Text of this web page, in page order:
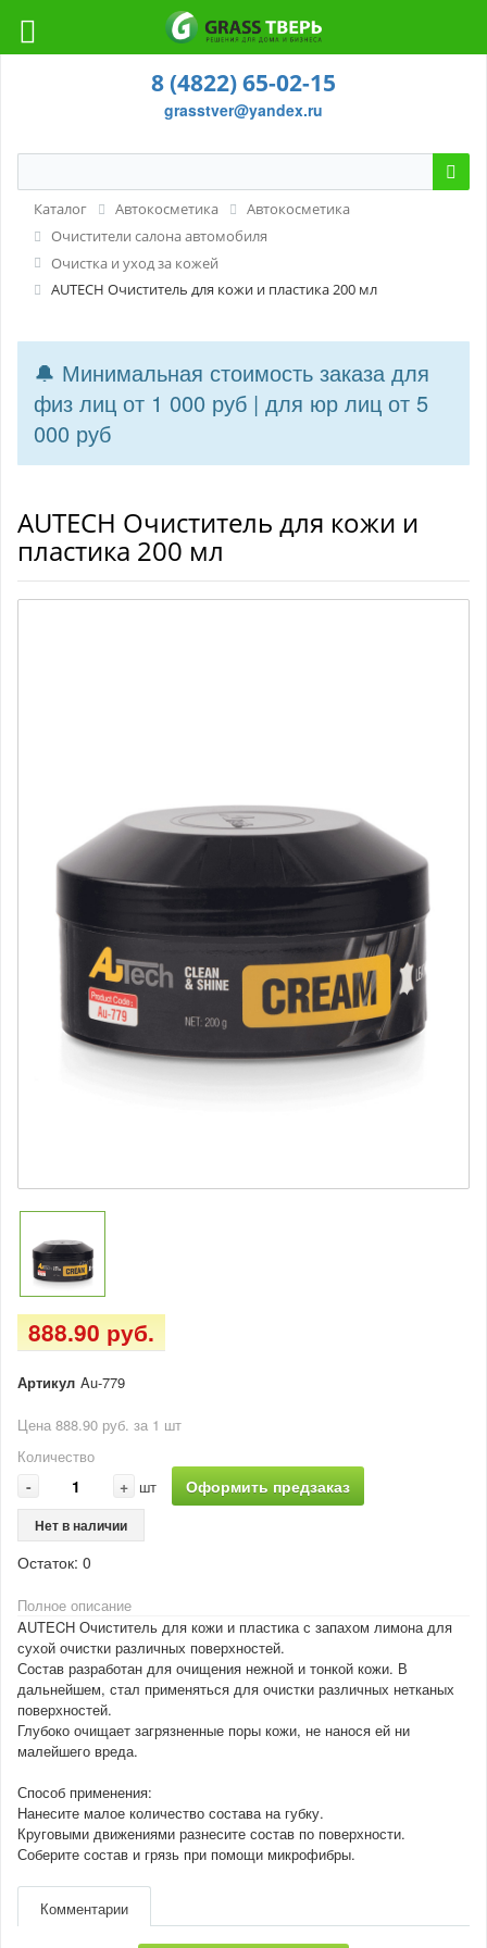
8 (4822) 65-02-15
grasstver@yandex.ru
Каталог Автокосметика
Автокосметика
Очистители салона автомобиля
Очистка и уход за кожей
AUTECH Очиститель для кожи и пластика 200 мл
🔔 Минимальная стоимость заказа для
физ лиц от 1 000 руб | для юр лиц от 5
000 руб
AUTECH Очиститель для кожи и
пластика 200 мл
888.90 руб.
Артикул Au-779
Цена 888.90 руб. за 1 шт
Количество
- + шт Оформить предзаказ
Нет в наличии
Остаток: 0
Полное описание
AUTECH Очиститель для кожи и пластика с запахом лимона для
сухой очистки различных поверхностей.
Состав разработан для очищения нежной и тонкой кожи. В
дальнейшем, стал применяться для очистки различных нетканых
поверхностей.
Глубоко очищает загрязненные поры кожи, не нанося ей ни
малейшего вреда.
Способ применения:
Нанесите малое количество состава на губку.
Круговыми движениями разнесите состав по поверхности.
Соберите состав и грязь при помощи микрофибры.
Комментарии